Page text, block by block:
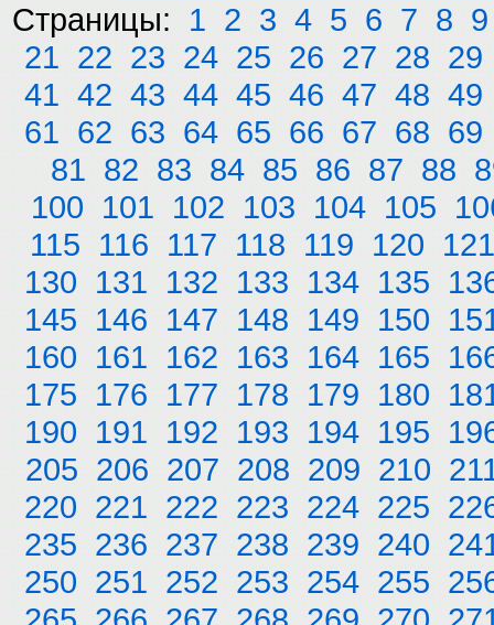
Страницы: 1 2 3 4 5 6 7 8 9
21 22 23 24 25 26 27 28 29
41 42 43 44 45 46 47 48 49
61 62 63 64 65 66 67 68 69
81 82 83 84 85 86 87 88
100 101 102 103 104 105
115 116 117 118 119 120 121
130 131 132 133 134 135
145 146 147 148 149 150
160 161 162 163 164 165
175 176 177 178 179 180
190 191 192 193 194 195
205 206 207 208 209 210
220 221 222 223 224 225
235 236 237 238 239 240
250 251 252 253 254 255